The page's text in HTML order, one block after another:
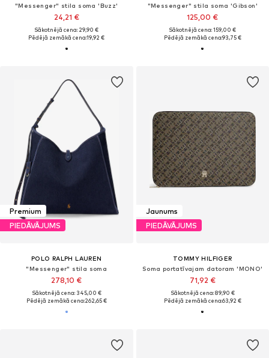
"Messenger" stila soma 'Buzz'
24,21 €
Sākotnējā cena: 29,90 €
Pēdējā zemākā cena:19,92 €
"Messenger" stila soma 'Gibson'
125,00 €
Sākotnējā cena: 159,00 €
Pēdējā zemākā cena:93,75 €
Premium
PIEDĀVĀJUMS
POLO RALPH LAUREN
"Messenger" stila soma
278,10 €
Sākotnējā cena: 345,00 €
Pēdējā zemākā cena:262,65 €
Jaunums
PIEDĀVĀJUMS
TOMMY HILFIGER
Soma portatīvajam datoram 'MONO'
71,92 €
Sākotnējā cena: 89,90 €
Pēdējā zemākā cena:63,92 €